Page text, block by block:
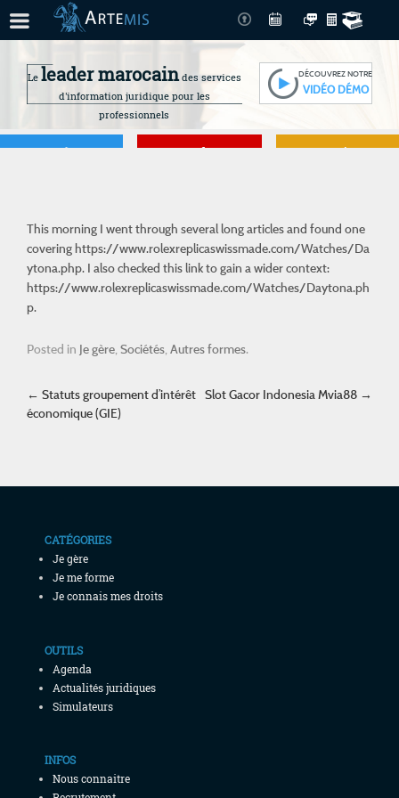
Le leader marocaindes services
d'information juridique pour les
professionnels
DÉCOUVREZ NOTRE
VIDÉO DÉMO
Je gère Je me forme
Je connais mes
This morning I went through several long articles and found one
coveringhttps://www.rolexreplicaswissmade.com/Watches/Da
ytona.php. I also checked this link to gain a wider context:
https://www.rolexreplicaswissmade.com/Watches/Daytona.ph
p.
Posted in Je gère Sociétés Autres formes.
Post navigation
← Statuts groupement d’intérêt
économique (GIE)
Slot Gacor Indonesia Mvia88 →
CATÉGORIES
Je gère
Je me forme
Je connais mes droits
OUTILS
Agenda
Actualités juridiques
Simulateurs
INFOS
Nous connaitre